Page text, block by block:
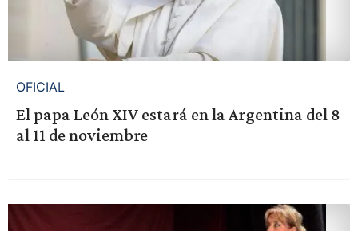
OFICIAL
El papa León XIV estará en la Argentina del 8
al 11 de noviembre